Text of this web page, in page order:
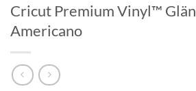
Cricut Premium Vinyl™
Americano